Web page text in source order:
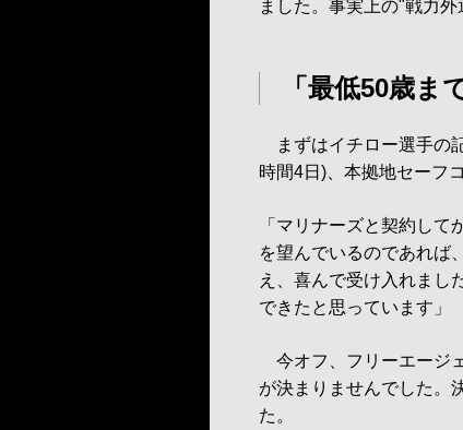
ました。事実上の"戦力外
「最低50歳ま
まずはイチロー選手の
時間4日)、本拠地セーフ
「マリナーズと契約し
を望んでいるのであれば
え、喜んで受け入れまし
できたと思っています」
今オフ、フリーエージ
が決まりませんでした。
た。